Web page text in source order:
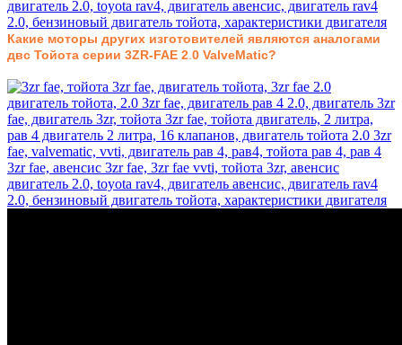
Какие моторы других изготовителей являются аналогами
двс Тойота серии 3ZR-FAE 2 0 ValveMatic?